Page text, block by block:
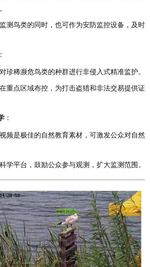
测鸟类的同时，也可作为安防监控设备，及时
：
对珍稀濒危鸟类的种群进行非侵入式精准监护。
在重点区域布控，为打击盗猎和非法交易提供证
：
频是极佳的自然教育素材，可激发公众对自然
学平台，鼓励公众参与观测，扩大监测范围。